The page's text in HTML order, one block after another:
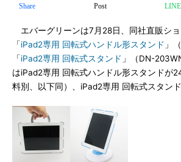
Share Post LINE
エバーグリーンは7月28日、同社直販ショ
「iPad2専用 回転式ハンドル形スタンド 」
「iPad2専用 回転式スタンド 」（DN-
はiPad2専用 回転式ハンドル形スタンドが
料別、以下同）、iPad2専用 回転式スタンド